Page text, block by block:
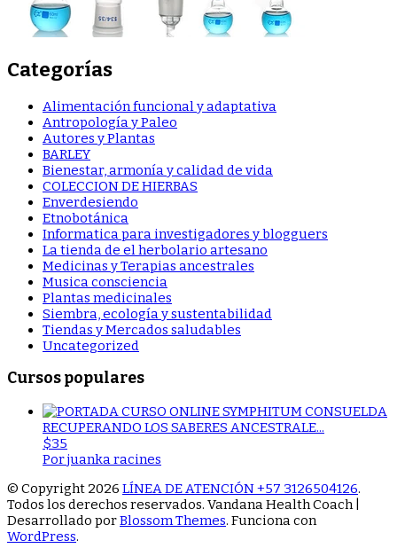
Categorías
Alimentación funcional y adaptativa
Antropología y Paleo
Autores y Plantas
BARLEY
Bienestar, armonía y calidad de vida
COLECCION DE HIERBAS
Enverdesiendo
Etnobotánica
Informatica para investigadores y blogguers
La tienda de el herbolario artesano
Medicinas y Terapias ancestrales
Musica consciencia
Plantas medicinales
Siembra, ecología y sustentabilidad
Tiendas y Mercados saludables
Uncategorized
Cursos populares
RECUPERANDO LOS SABERES ANCESTRALE...
$35
Por juanka racines
© Copyright 2026 LÍNEA DE ATENCIÓN +57 3126504126.
Todos los derechos reservados. Vandana Health Coach |
Desarrollado porBlossom Themes. Funciona con
WordPress.